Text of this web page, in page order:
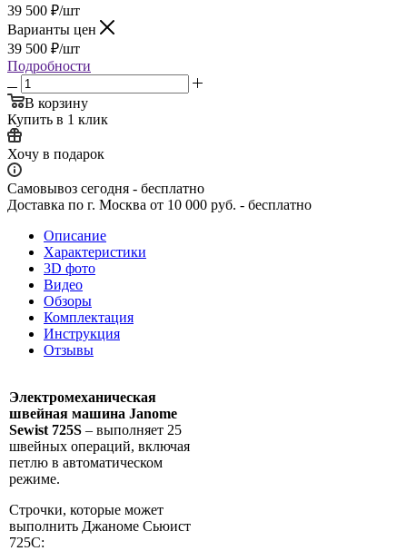
39 500 ₽/шт
Варианты цен
39 500 ₽/шт
Подробности
В корзину
Купить в 1 клик
Хочу в подарок
Самовывоз сегодня - бесплатно
Доставка по г. Москва от 10 000 руб. - бесплатно
Описание
Характеристики
3D фото
Видео
Обзоры
Комплектация
Инструкция
Отзывы
Электромеханическая
швейная машина Janome
Sewist 725S – выполняет 25
швейных операций, включая
петлю в автоматическом
режиме.
Строчки, которые может
выполнить Джаноме Сьюист
725С: